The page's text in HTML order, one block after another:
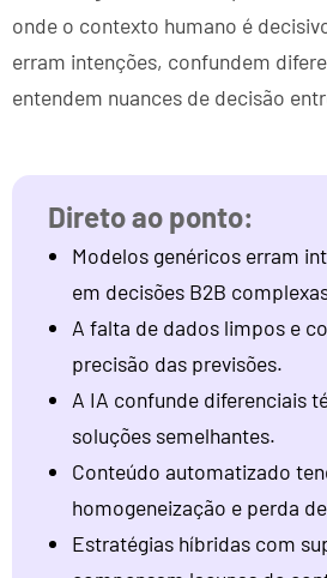
onde o contexto humano é
erram intenções, confundem
entendem nuances de decisão
Modelos genéricos erram
em decisões B2B
A falta de dados limpos e
precisão das previsões.
A IA confunde diferenciais
soluções semelhantes.
Conteúdo automatizado
homogeneização e perda
Estratégias híbridas com